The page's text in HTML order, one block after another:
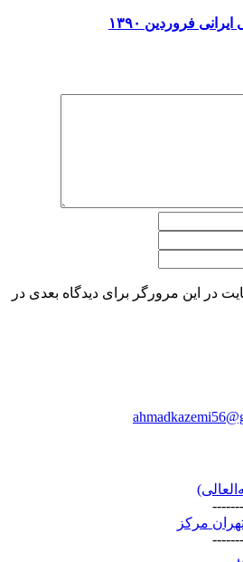
فروردین ۱۳۹۰
در این مرورگر برای دیدگاه بعدی در
مرکز